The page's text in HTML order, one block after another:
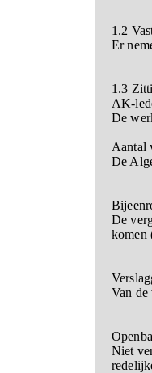
1.2
Er
1.3
AK-
De
Aantal
De
De
komen
Van de
Niet